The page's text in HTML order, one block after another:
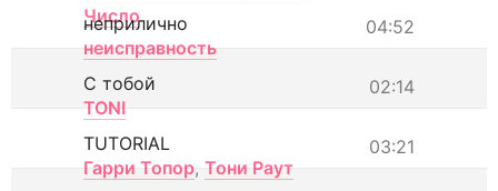
Число
04:52
неприлично
неисправность
02:14
С тобой
TONI
03:21
TUTORIAL
Гарри Топор, Тони Раут